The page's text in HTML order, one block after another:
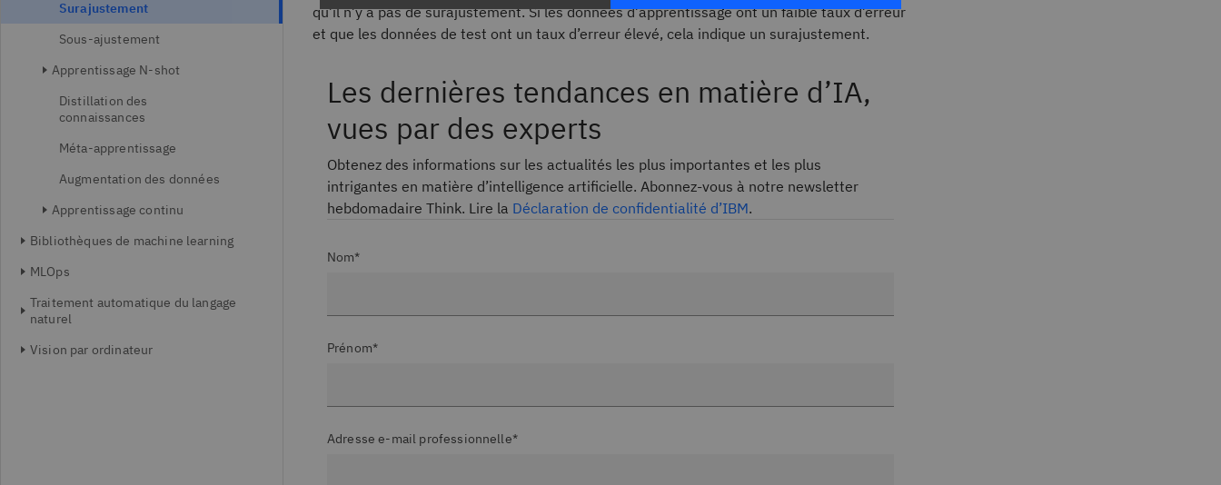
Surajustement
Sous-ajustement
Apprentissage N-shot
Distillation des
connaissances
Méta-apprentissage
Augmentation des données
Apprentissage continu
Bibliothèques de machine learning
MLOps
Traitement automatique du langage
naturel
Vision par ordinateur
qu’il n’y a pas de surajustement. Si les données d’apprentissage ont un faible taux d’erreur
et que les données de test ont un taux d’erreur élevé, cela indique un surajustement.
Les dernières tendances en matière d’IA,
vues par des experts
Obtenez des informations sur les actualités les plus importantes et les plus
intrigantes en matière d’intelligence artificielle. Abonnez-vous à notre newsletter
hebdomadaire Think. Lire la Déclaration de confidentialité d’IBM.
Nom*
Prénom*
Adresse e-mail professionnelle*